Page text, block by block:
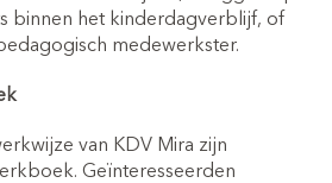
binnen het kinderdagverblijf, of
medewerkster.
van KDV Mira zijn
Geïnteresseerden